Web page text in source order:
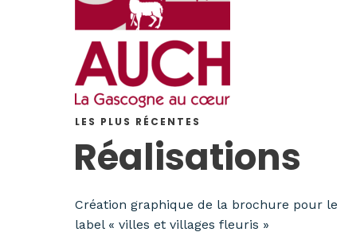
LES PLUS RÉCENTES
Réalisations
Création graphique de la brochure pour le
label « villes et villages fleuris »